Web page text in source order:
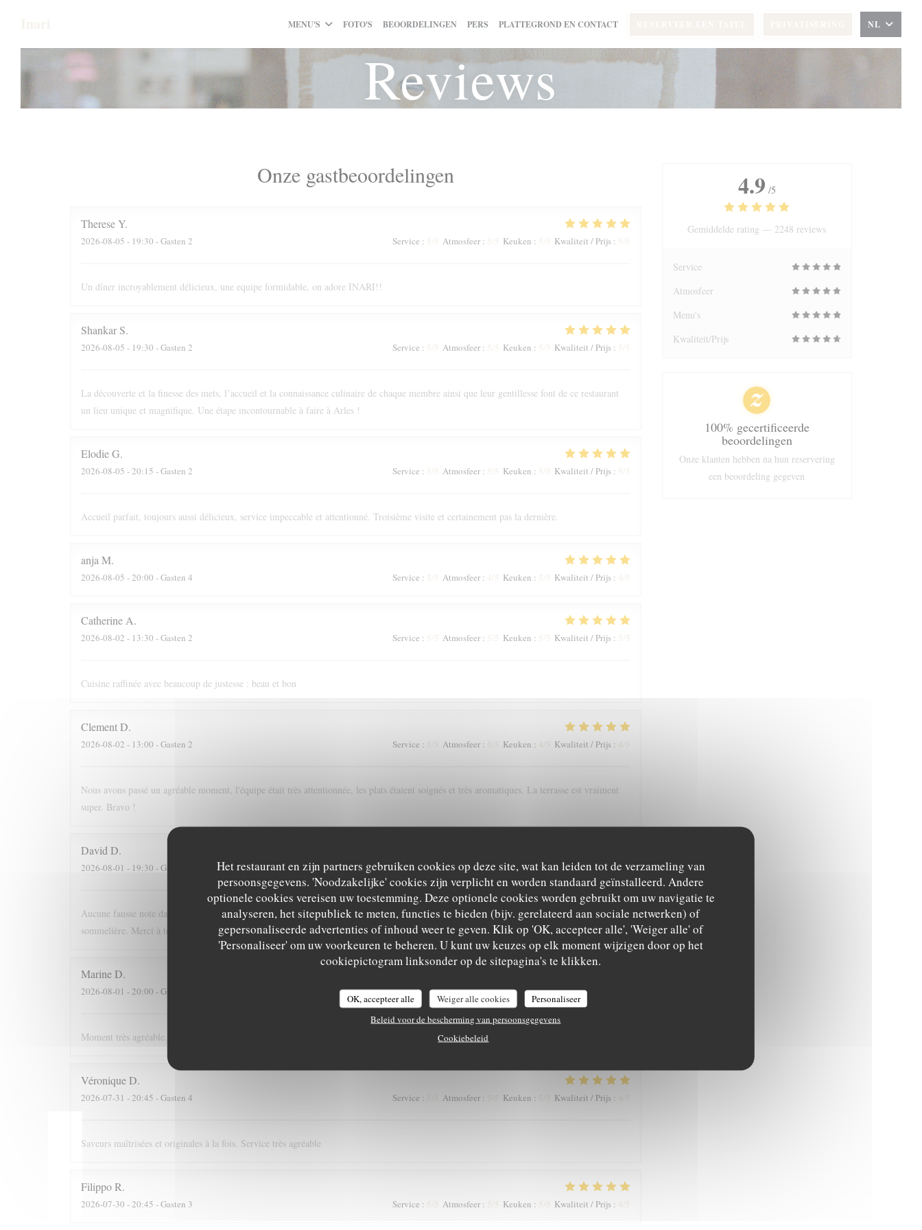
Het restaurant en zijn partners gebruiken cookies op deze site, wat kan leiden tot de verzameling van
persoonsgegevens. 'Noodzakelijke' cookies zijn verplicht en worden standaard geïnstalleerd. Andere
optionele cookies vereisen uw toestemming. Deze optionele cookies worden gebruikt om uw navigatie te
analyseren, het sitepubliek te meten, functies te bieden (bijv. gerelateerd aan sociale netwerken) of
gepersonaliseerde advertenties of inhoud weer te geven. Klik op 'OK, accepteer alle', 'Weiger alle' of
'Personaliseer' om uw voorkeuren te beheren. U kunt uw keuzes op elk moment wijzigen door op het
cookiepictogram linksonder op de sitepagina's te klikken.
OK, accepteer alle Weiger alle cookies
Personaliseer
Beleid voor de bescherming van persoonsgegevens
Cookiebeleid
MENU'S FOTO'S BEOORDELINGEN PERS PLATTEGROND EN CONTACT NL
Reviews
Onze gastbeoordelingen
ThereseY
2026-08-05 - 19:30 - Gasten 2 Service : Atmosfeer: Keuken : Kwaliteit / Prijs:
Un dîner incroyablement délicieux, une equipe formidable, on adore INARI!!
Shankar S
2026-08-05 - 19:30 - Gasten 2 Service : Atmosfeer: Keuken : Kwaliteit / Prijs:
La découverte et la finesse des mets, l’accueil et la connaissance culinaire de chaque membre ainsi que leur gentillesse font de ce restaurant
un lieu unique et magnifique. Une étape incontournable à faire à Arles !
ElodieG
2026-08-05 - 20:15 - Gasten 2 Service : Atmosfeer: Keuken : Kwaliteit / Prijs:
Accueil parfait, toujours aussi délicieux, service impeccable et attentionné. Troisième visite et certainement pas la dernière.
anja M
2026-08-05 - 20:00 - Gasten 4 Service : Atmosfeer: Keuken : Kwaliteit / Prijs:
Catherine A
2026-08-02 - 13:30 - Gasten 2 Service : Atmosfeer: Keuken : Kwaliteit / Prijs:
Cuisine raffinée avec beaucoup de justesse : beau et bon
ClementD
2026-08-02 - 13:00 - Gasten 2 Service : Atmosfeer: Keuken : Kwaliteit / Prijs:
Nous avons passé un agréable moment, l'équipe était très attentionnée, les plats étaient soignés et très aromatiques. La terrasse est vraiment
super. Bravo !
David D
2026-08-01 - 19:30 - Gasten 5 Service:5/5 Atmosfeer:5/5 Keuken:5/5 Kwaliteit / Prijs:5 /5
Aucune fausse note dans ce voyage culinaire. Nous avons particulièrement apprécié l'accord mets vins et les conseils avisés de la super
sommelière. Merci à toute l'équipe, si j'étais riche j'irai manger tous les jours !
MarineD
2026-08-01 - 20:00 - Gasten 4 Service: 5/5 Atmosfeer:5/5 Keuken:5/5 Kwaliteit / Prijs
Moment très agréable. La chef est très présente, le personnel agréable et les mets succulents.
VéroniqueD
2026-07-31 - 20:45 - Gasten 4 Service : Atmosfeer: Keuken : Kwaliteit / Prijs:
Saveurs maîtrisées et originales à la fois. Service très agréable
FilippoR
2026-07-30 - 20:45 - Gasten 3 Service : Atmosfeer: Keuken : Kwaliteit / Prijs:
4.9 /5
Gemiddelde rating — 2248 reviews
Service
Atmosfeer
Menu's
Kwaliteit/Prijs
100% gecertificeerde
beoordelingen
Onze klanten hebben na hun reservering
een beoordeling gegeven